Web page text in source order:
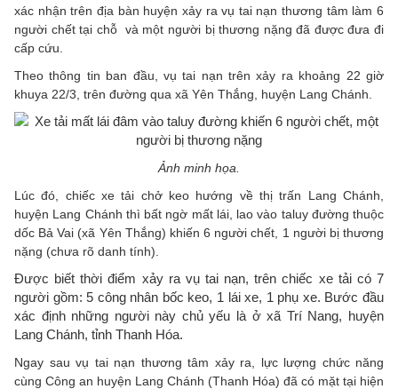
xác nhận trên địa bàn huyện xảy ra vụ tai nạn thương tâm làm 6
người chết tại chỗ và một người bị thương nặng đã được đưa đi
cấp cứu.
Theo thông tin ban đầu, vụ tai nạn trên xảy ra khoảng 22 giờ
khuya 22/3, trên đường qua xã Yên Thắng, huyện Lang Chánh.
Ảnh minh họa.
Lúc đó, chiếc xe tải chở keo hướng về thị trấn Lang Chánh,
huyện Lang Chánh thì bất ngờ mất lái, lao vào taluy đường thuộc
dốc Bả Vai (xã Yên Thắng) khiến 6 người chết, 1 người bị thương
nặng (chưa rõ danh tính).
Được biết thời điểm xảy ra vụ tai nạn, trên chiếc xe tải có 7
người gồm: 5 công nhân bốc keo, 1 lái xe, 1 phụ xe. Bước đầu
xác định những người này chủ yếu là ở xã Trí Nang, huyện
Lang Chánh, tỉnh Thanh Hóa.
Ngay sau vụ tai nạn thương tâm xảy ra, lực lượng chức năng
cùng Công an huyện Lang Chánh (Thanh Hóa) đã có mặt tại hiện